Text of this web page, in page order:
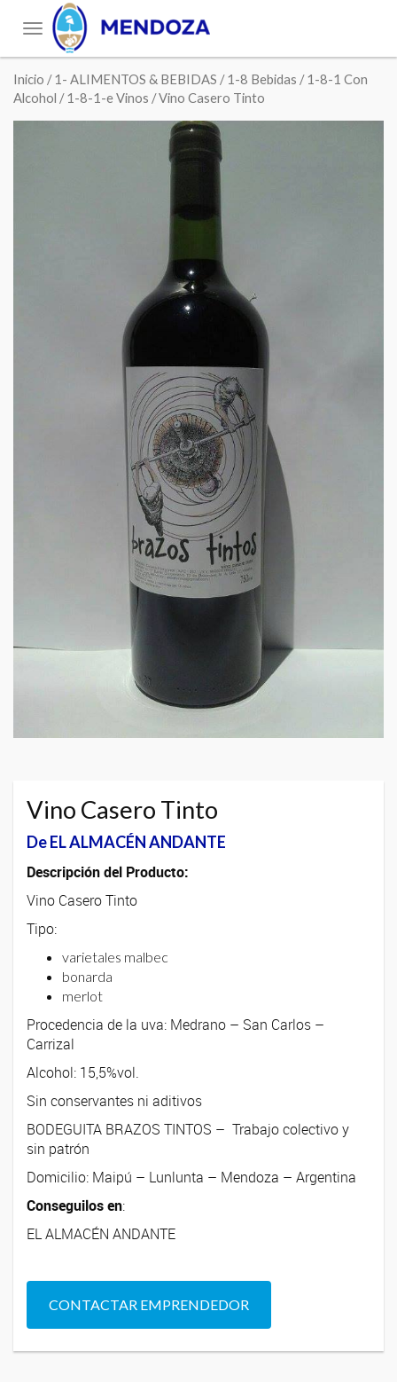
Toggle
navigation
Inicio /1- ALIMENTOS & BEBIDAS /1-8 Bebidas /1-8-1 Con
Alcohol /1-8-1-e Vinos / Vino Casero Tinto
Vino Casero Tinto
De EL ALMACÉN ANDANTE
Descripción del Producto:
Vino Casero Tinto
Tipo:
varietales malbec
bonarda
merlot
Procedencia de la uva: Medrano – San Carlos –
Carrizal
Alcohol: 15,5%vol.
Sin conservantes ni aditivos
BODEGUITA BRAZOS TINTOS – Trabajo colectivo y
sin patrón
Domicilio: Maipú – Lunlunta – Mendoza – Argentina
Conseguilos en:
EL ALMACÉN ANDANTE
CONTACTAR EMPRENDEDOR